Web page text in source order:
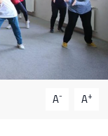
A- A+